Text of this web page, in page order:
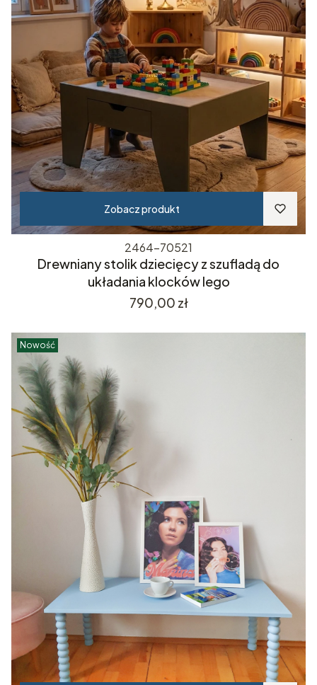
Zobacz produkt
2464-70521
Drewniany stolik dziecięcy z szufladą do
układania klocków lego
Cena
790,00 zł
Nowość